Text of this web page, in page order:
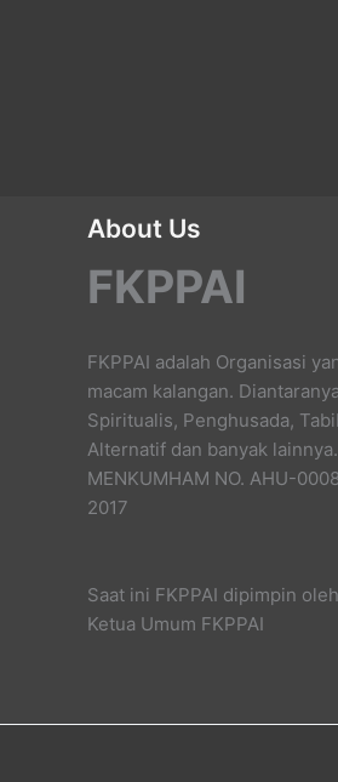
About Us
FKPPAI
FKPPAI adalah Organisasi
macam kalangan.
Spiritualis, Penghusada,
Alternatif dan banyak
MENKUMHAM NO. AHU-
2017
Saat ini FKPPAI dipimpin
Ketua Umum FKPPAI